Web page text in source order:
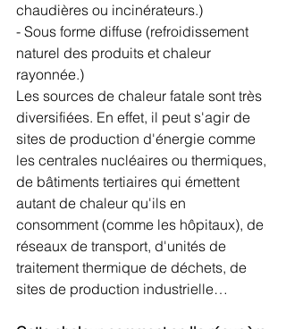
chaudières ou incinérateurs.)
- Sous forme diffuse (refroidissement
naturel des produits et chaleur
rayonnée.)
Les sources de chaleur fatale sont très
diversifiées. En effet, il peut s'agir de
sites de production d'énergie comme
les centrales nucléaires ou thermiques,
de bâtiments tertiaires qui émettent
autant de chaleur qu'ils en
consomment (comme les hôpitaux), de
réseaux de transport, d'unités de
traitement thermique de déchets, de
sites de production industrielle…